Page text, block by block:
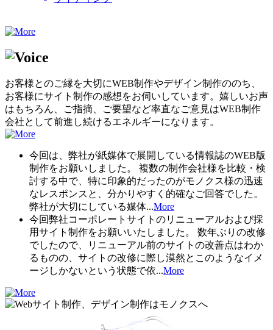
お客様とのご縁を大切にWEB制作やデザイン制作ののち、
お客様にサイト制作の感想をお伺いしています。嬉しいお声
はもちろん、ご指摘、ご要望など率直なご意見はWEB制作
会社として前進し続けるエネルギーになります。
今回は、弊社が紙媒体で展開している情報誌のWEB版
制作をお願いしました。 複数の制作会社様を比較・検
討する中で、特に印象的だったのがモノクス様の迅速
なレスポンスと、分かりやすく的確なご回答でした。
弊社が大切にしている媒体...More
今回弊社コーポレートサイトのリニューアルおよび採
用サイト制作をお願いいたしました。 数年ぶりの改修
でしたので、リニューアル前のサイトの改善点はわか
るものの、サイトの改修に際し漠然とこのようなイメ
ージしかないという状態で依...More